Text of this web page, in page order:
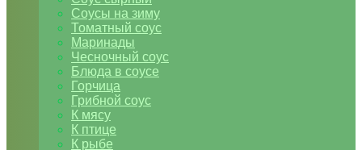
Соусы на зиму
Томатный соус
Маринады
Чесночный соус
Блюда в соусе
Горчица
Грибной соус
К мясу
К птице
К рыбе